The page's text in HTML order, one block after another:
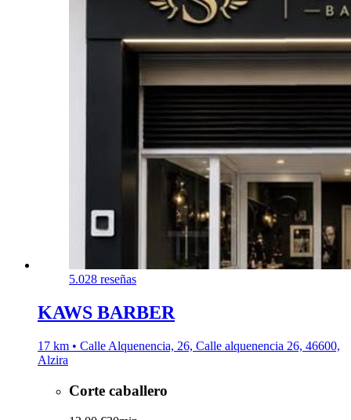
5.028 reseñas
KAWS BARBER
17 km • Calle Alquenencia, 26, Calle alquenencia 26, 46600,
Alzira
Corte caballero